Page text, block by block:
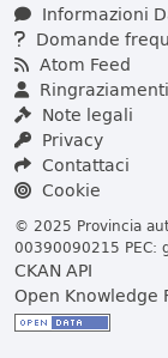
Informazioni
Domande
Atom Feed
Ringraziamenti
Note legali
Privacy
Contattaci
Cookie
© 2025 Provincia
00390090215 PEC:
CKAN API
Open Knowledge